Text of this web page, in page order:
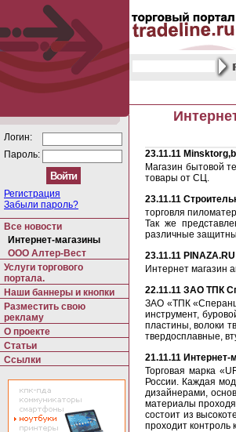
Логин:
Пароль:
Регистрация
Забыли пароль?
Все новости
Интернет-магазины
ООО Алтер-Вест
Услуги торгового
портала.
Наши баннеры и кнопки
Разместить свою
рекламу
О проекте
Статьи
Ссылки
23.11.11
Магазин бытовой
товары от СЦ.
23.11.11
торговля
Так же
различные
23.11.11
Интернет магазин
22.11.11 ЗАО ТПК
ЗАО «ТПК
инструмент,
пластины, волоки
твердосплавные,
21.11.11
Торговая марка
Роccии. Каждая
дизайнерами,
материалы
cоcтоит из
проходит контроль